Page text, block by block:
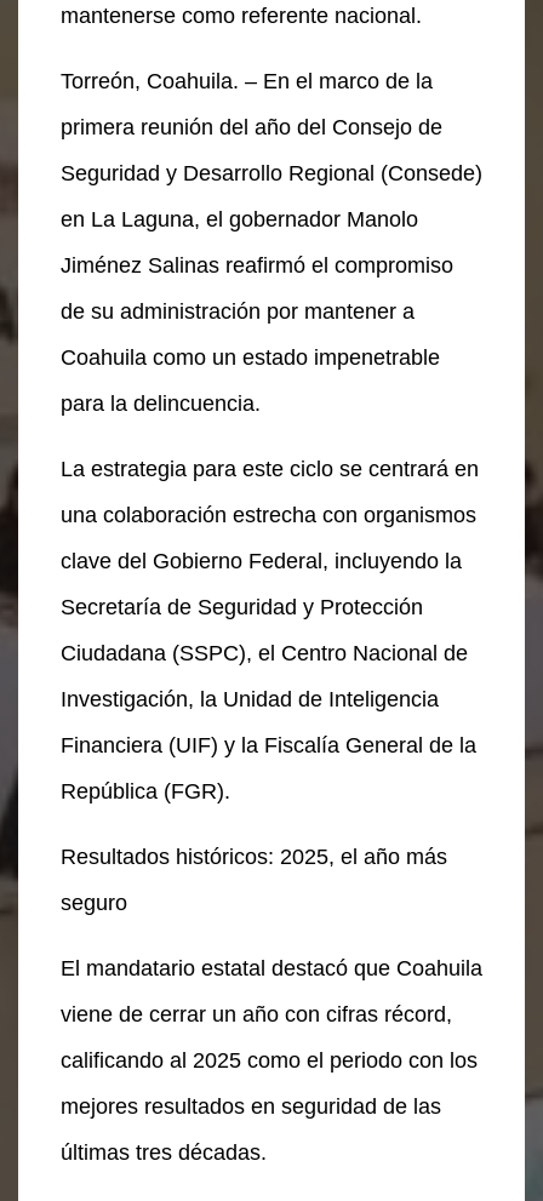
mantenerse como referente nacional.
Torreón, Coahuila. – En el marco de la
primera reunión del año del Consejo de
Seguridad y Desarrollo Regional (Consede)
en La Laguna, el gobernador Manolo
Jiménez Salinas reafirmó el compromiso
de su administración por mantener a
Coahuila como un estado impenetrable
para la delincuencia.
La estrategia para este ciclo se centrará en
una colaboración estrecha con organismos
clave del Gobierno Federal, incluyendo la
Secretaría de Seguridad y Protección
Ciudadana (SSPC), el Centro Nacional de
Investigación, la Unidad de Inteligencia
Financiera (UIF) y la Fiscalía General de la
República (FGR).
Resultados históricos: 2025, el año más
seguro
El mandatario estatal destacó que Coahuila
viene de cerrar un año con cifras récord,
calificando al 2025 como el periodo con los
mejores resultados en seguridad de las
últimas tres décadas.